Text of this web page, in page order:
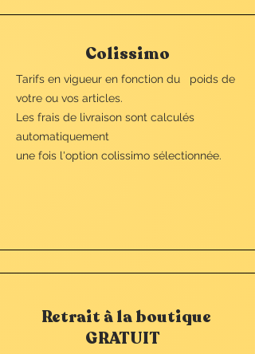
Colissimo
Tarifs en vigueur en fonction du poids de
votre ou vos articles.​
Les frais de livraison sont calculés
automatiquement
une fois l'option colissimo sélectionnée.
Retrait à la boutique
GRATUIT